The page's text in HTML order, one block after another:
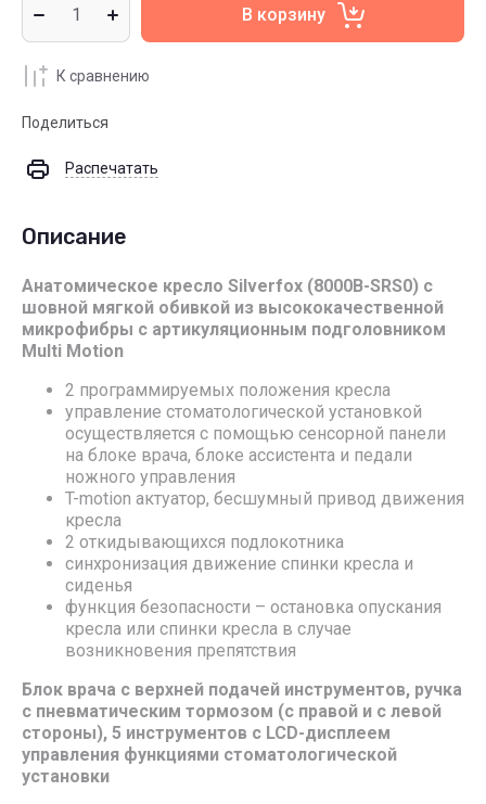
В корзину
К сравнению
Поделиться
Распечатать
Описание
Анатомическое кресло Silverfox (8000B-SRS0) с
шовной мягкой обивкой из высококачественной
микрофибры с артикуляционным подголовником
Multi Motion
2 программируемых положения кресла
управление стоматологической установкой
осуществляется с помощью сенсорной панели
на блоке врача, блоке ассистента и педали
ножного управления
T-motion актуатор, бесшумный привод движения
кресла
2 откидывающихся подлокотника
синхронизация движение спинки кресла и
сиденья
функция безопасности – остановка опускания
кресла или спинки кресла в случае
возникновения препятствия
Блок врача с верхней подачей инструментов, ручка
с пневматическим тормозом (с правой и с левой
стороны), 5 инструментов с LCD-дисплеем
управления функциями стоматологической
установки